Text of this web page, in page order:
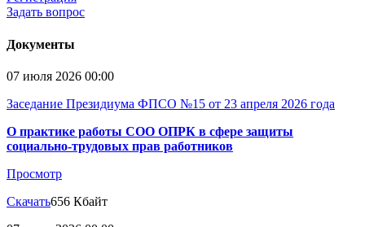
Задать вопрос
Документы
07 июля 2026 00:00
Заседание Президиума ФПСО №15 от 23 апреля 2026 года
О практике работы СОО ОПРК в сфере защиты
социально-трудовых прав работников
Просмотр
Скачать656 Кбайт